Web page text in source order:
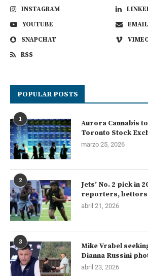
INSTAGRAM
YOUTUBE
EMAIL
SNAPCHAT
RSS
POPULAR POSTS
1
Aurora Cannabis
Toronto Stock
marzo 25, 2026
2
Jets’ No. 2 pick in
reporters, bettors
abril 21, 2026
3
Mike Vrabel
Dianna Russini
abril 23, 2026